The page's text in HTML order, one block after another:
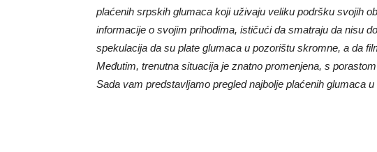
plaćenih srpskih glumaca koji uživaju veliku podršku svojih
informacije o svojim prihodima, ističući da smatraju da nisu
spekulacija da su plate glumaca u pozorištu skromne, a da
Međutim, trenutna situacija je znatno promenjena, s
Sada vam predstavljamo pregled najbolje plaćenih glumaca u